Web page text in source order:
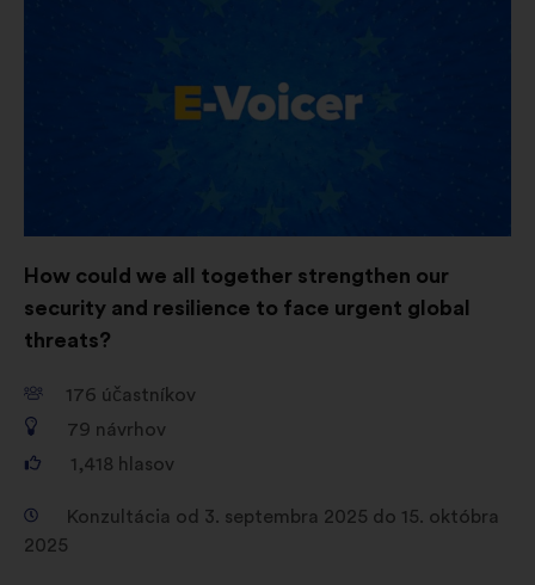
How could we all together strengthen our
security and resilience to face urgent global
threats?
176 účastníkov
79 návrhov
1,418 hlasov
Konzultácia od 3. septembra 2025 do 15. októbra
2025